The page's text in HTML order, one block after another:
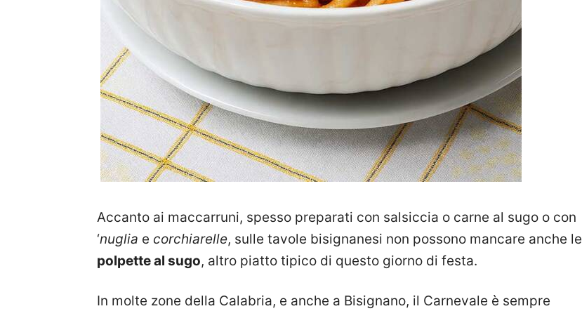
Accanto ai maccarruni, spesso preparati con salsiccia o carne al sugo o con
‘nuglia e corchiarelle, sulle tavole bisignanesi non possono mancare anche le
polpette al sugo, altro piatto tipico di questo giorno di festa.
In molte zone della Calabria, e anche a Bisignano, il Carnevale è sempre